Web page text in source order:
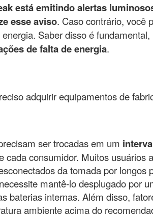
está emitindo alertas
esse aviso. Caso contrário, você
Saber disso é fundamental,
de falta de energia.
adquirir equipamentos de
ser trocadas em um
cada consumidor. Muitos usuários
da tomada por longos
mantê-lo desplugado por
baterias internas. Além disso,
ambiente acima do